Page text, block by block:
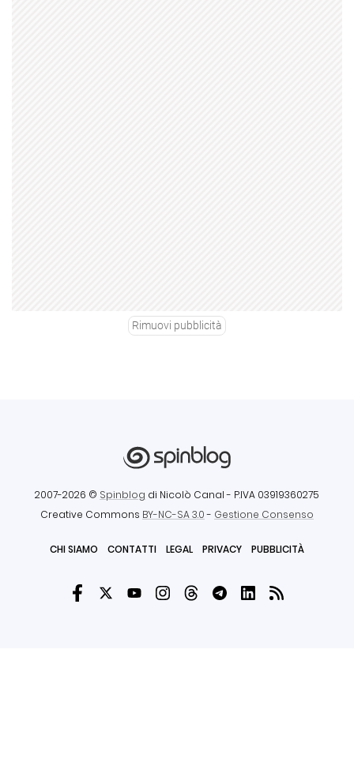
Rimuovi pubblicità
2007-2026 © Spinblog di Nicolò Canal - P.IVA 03919360275
Creative Commons BY-NC-SA 3.0- Gestione Consenso
CHI SIAMO CONTATTI LEGAL PRIVACY PUBBLICITÀ